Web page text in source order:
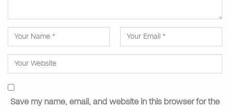
Save my name, email, and website in this browser for the